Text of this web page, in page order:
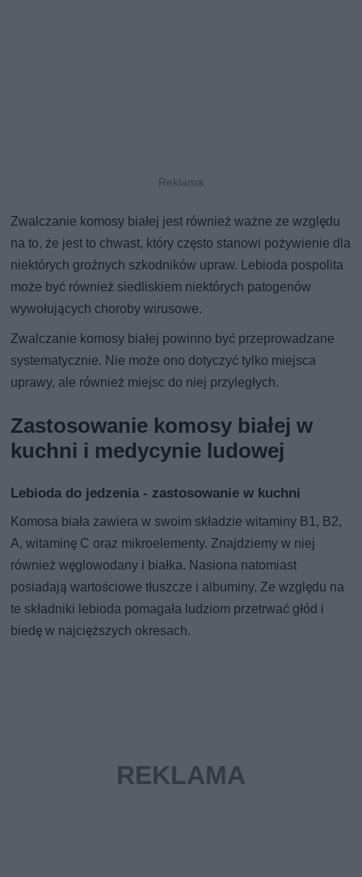
Zwalczanie komosy białej jest również ważne ze względu
na to, że jest to chwast, który często stanowi pożywienie dla
niektórych groźnych szkodników upraw. Lebioda pospolita
może być również siedliskiem niektórych patogenów
wywołujących choroby wirusowe.
Zwalczanie komosy białej powinno być przeprowadzane
systematycznie. Nie może ono dotyczyć tylko miejsca
uprawy, ale również miejsc do niej przyległych.
Zastosowanie komosy białej w
kuchni i medycynie ludowej
Lebioda do jedzenia - zastosowanie w kuchni
Komosa biała zawiera w swoim składzie witaminy B1, B2,
A, witaminę C oraz mikroelementy. Znajdziemy w niej
również węglowodany i białka. Nasiona natomiast
posiadają wartościowe tłuszcze i albuminy. Ze względu na
te składniki lebioda pomagała ludziom przetrwać głód i
biedę w najcięższych okresach.